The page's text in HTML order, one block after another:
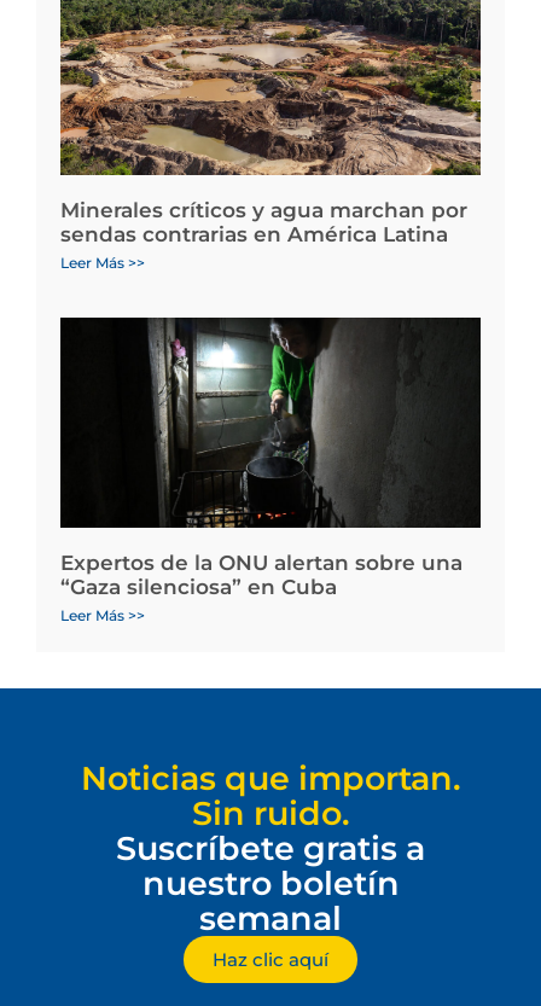
Minerales críticos y agua marchan por
sendas contrarias en América Latina
Leer Más >>
Expertos de la ONU alertan sobre una
“Gaza silenciosa” en Cuba
Leer Más >>
Noticias que importan.
Sin ruido.
Suscríbete gratis a
nuestro boletín
semanal
Haz clic aquí